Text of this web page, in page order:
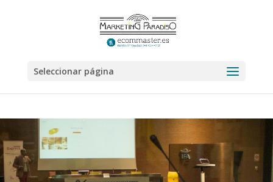
Seleccionar página